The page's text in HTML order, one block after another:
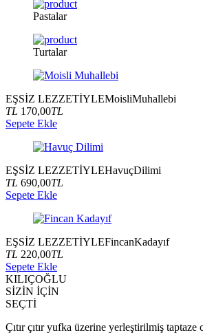
Pastalar
Turtalar
EŞSİZ LEZZETİYLEMoisliMuhallebi
TL 170,00TL
Sepete Ekle
EŞSİZ LEZZETİYLEHavuçDilimi
TL 690,00TL
Sepete Ekle
EŞSİZ LEZZETİYLEFincanKadayıf
TL 220,00TL
Sepete Ekle
KILIÇOĞLU
SİZİN İÇİN
SEÇTİ
Çıtır çıtır yufka üzerine yerleştirilmiş taptaze